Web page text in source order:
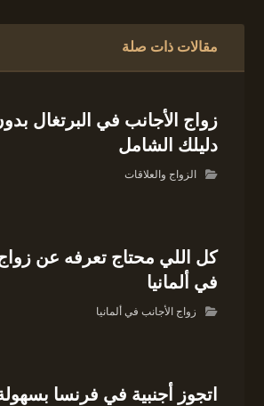
مقالات ذات صلة
زواج الأجانب في البرتغال
دليلك الشامل
الزواج والعلاقات
كل اللي محتاج تعرفه عن
في ألمانيا
زواج الأجانب في ألمانيا
اتجوز أجنبية في فرنسا